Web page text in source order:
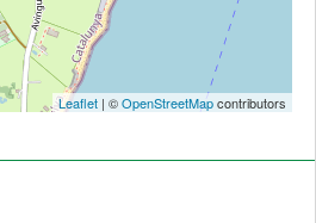
Leaflet| ©OpenStreetMapcontributors